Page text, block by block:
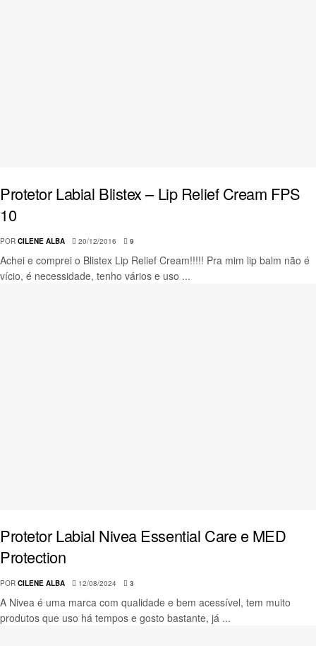
Protetor Labial Blistex – Lip Relief Cream FPS
10
POR CILENE ALBA 20/12/2016 9
Achei e comprei o Blistex Lip Relief Cream!!!!! Pra mim lip balm não é
vício, é necessidade, tenho vários e uso ...
Protetor Labial Nivea Essential Care e MED
Protection
POR CILENE ALBA 12/08/2024 3
A Nivea é uma marca com qualidade e bem acessível, tem muito
produtos que uso há tempos e gosto bastante, já ...